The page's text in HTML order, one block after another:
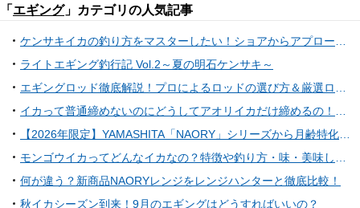
「 エギング」カテゴリの人気記事
ケンサキイカの釣り方をマスターしたい！ショアからアプローチできるおすすめタックル
ライトエギング釣行記 Vol.2～夏の明石ケンサキ～
エギングロッド徹底解説！プロによるロッドの選び方＆厳選ロッド16本を紹介！
イカって普通締めないのにどうしてアオリイカだけ締めるの！？そのワケや締め方まで大公開！
【2026年限定】YAMASHITA「NAORY」シリーズから月齢特化の限定カラーが7月上旬に登場！夏の夜遊びを熱くする3色を徹底解説
モンゴウイカってどんなイカなの？特徴や釣り方・味・美味しい食べ方特集
何が違う？新商品NAORYレンジをレンジハンターと徹底比較！
秋イカシーズン到来！9月のエギングはどうすればいいの？